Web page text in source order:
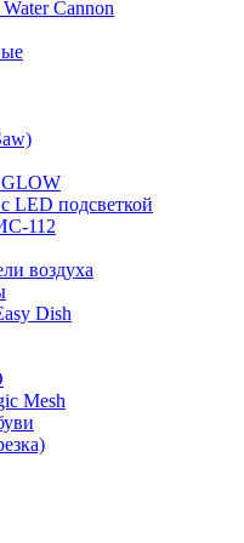
Cannon
LED подсветкой
112
воздуха
Dish
Mesh